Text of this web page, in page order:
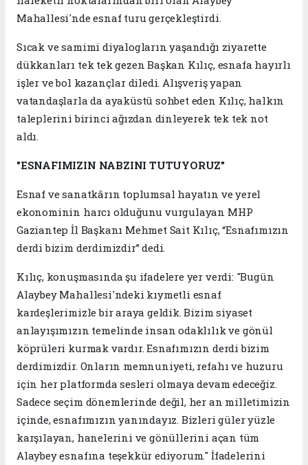
Mahallesi'nde esnaf turu gerçekleştirdi.
Sıcak ve samimi diyalogların yaşandığı ziyarette
dükkanları tek tek gezen Başkan Kılıç, esnafa hayırlı
işler ve bol kazançlar diledi. Alışveriş yapan
vatandaşlarla da ayaküstü sohbet eden Kılıç, halkın
taleplerini birinci ağızdan dinleyerek tek tek not
aldı.
"ESNAFIMIZIN NABZINI TUTUYORUZ"
Esnaf ve sanatkârın toplumsal hayatın ve yerel
ekonominin harcı olduğunu vurgulayan MHP
Gaziantep İl Başkanı Mehmet Sait Kılıç, “Esnafımızın
derdi bizim derdimizdir” dedi.
Kılıç, konuşmasında şu ifadelere yer verdi: "Bugün
Alaybey Mahallesi'ndeki kıymetli esnaf
kardeşlerimizle bir araya geldik. Bizim siyaset
anlayışımızın temelinde insan odaklılık ve gönül
köprüleri kurmak vardır. Esnafımızın derdi bizim
derdimizdir. Onların memnuniyeti, refahı ve huzuru
için her platformda sesleri olmaya devam edeceğiz.
Sadece seçim dönemlerinde değil, her an milletimizin
içinde, esnafımızın yanındayız. Bizleri güler yüzle
karşılayan, hanelerini ve gönüllerini açan tüm
Alaybey esnafına teşekkür ediyorum." İfadelerini